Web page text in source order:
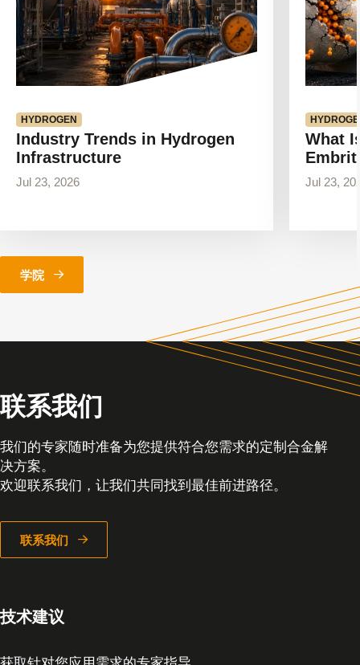
HYDROGEN
Industry Trends in Hydrogen
Infrastructure
Jul 23, 2026
What
Jul 23,
学院
联系我们
我们的专家随时准备为您提供符合您需求的定制合金解
决方案。
欢迎联系我们，让我们共同找到最佳前进路径。
联系我们
技术建议